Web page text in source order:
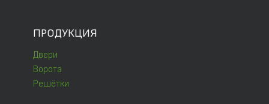
ПРОДУКЦИЯ
Двери
Ворота
Решётки